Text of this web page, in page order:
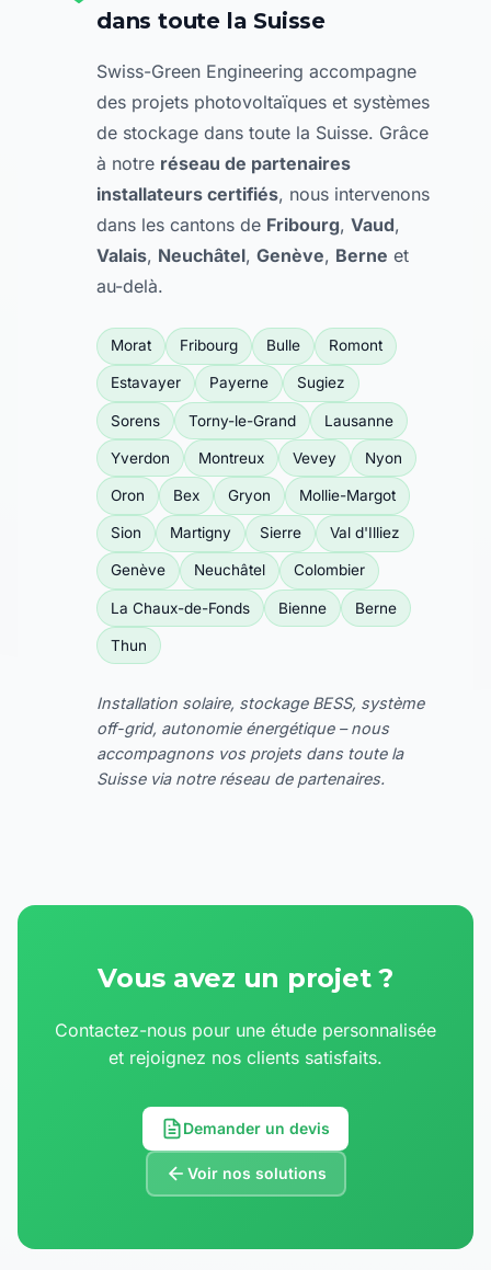
dans toute la Suisse
Swiss-Green Engineering accompagne
des projets photovoltaïques et systèmes
de stockage dans toute la Suisse. Grâce
à notre réseau de partenaires
installateurs certifiés, nous intervenons
dans les cantons de Fribourg, Vaud,
Valais, Neuchâtel, Genève, Berne et
au-delà.
Morat Fribourg Bulle Romont
Estavayer Payerne Sugiez
Sorens Torny-le-Grand Lausanne
Yverdon Montreux Vevey Nyon
Oron Bex Gryon Mollie-Margot
Sion Martigny Sierre Val d'Illiez
Genève Neuchâtel Colombier
La Chaux-de-Fonds Bienne Berne
Thun
Installation solaire, stockage BESS, système
off-grid, autonomie énergétique – nous
accompagnons vos projets dans toute la
Suisse via notre réseau de partenaires.
Vous avez un projet ?
Contactez-nous pour une étude personnalisée
et rejoignez nos clients satisfaits.
Demander un devis
Voir nos solutions